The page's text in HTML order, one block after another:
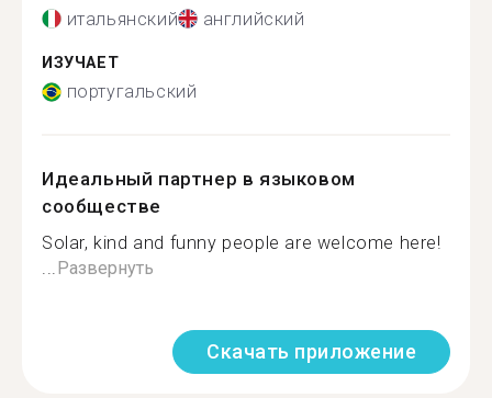
итальянский английский
ИЗУЧАЕТ
португальский
Идеальный партнер в языковом
сообществе
Solar, kind and funny people are welcome here!
...Развернуть
Скачать приложение